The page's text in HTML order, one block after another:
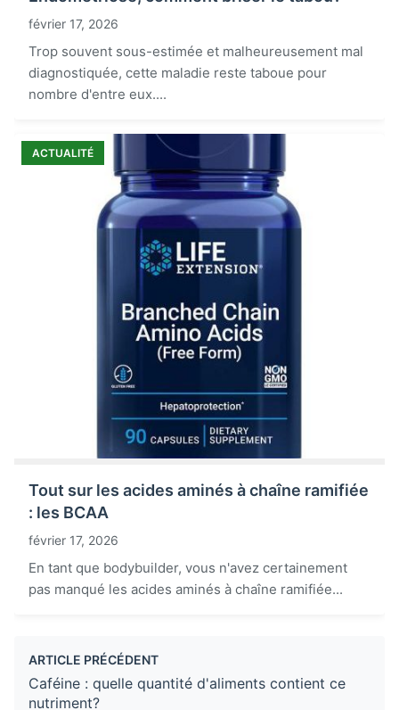
février 17, 2026
Trop souvent sous-estimée et malheureusement mal
diagnostiquée, cette maladie reste taboue pour
nombre d'entre eux....
ACTUALITÉ
Tout sur les acides aminés à chaîne ramifiée
: les BCAA
février 17, 2026
En tant que bodybuilder, vous n'avez certainement
pas manqué les acides aminés à chaîne ramifiée...
ARTICLE PRÉCÉDENT
Caféine : quelle quantité d'aliments contient ce
nutriment?